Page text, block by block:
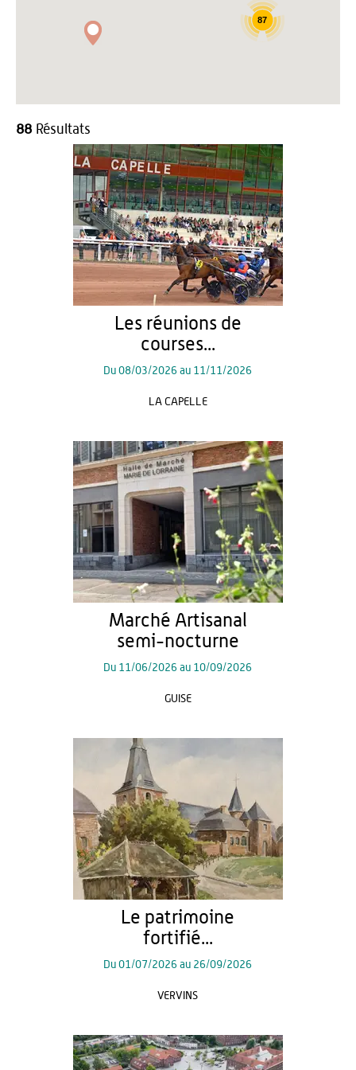
87
88 Résultats
Les réunions de
courses...
Du08/03/2026 au 11/11/2026
LA CAPELLE
Marché Artisanal
semi-nocturne
Du 11/06/2026 au 10/09/2026
GUISE
Le patrimoine
fortifié...
Du01/07/2026 au 26/09/2026
VERVINS